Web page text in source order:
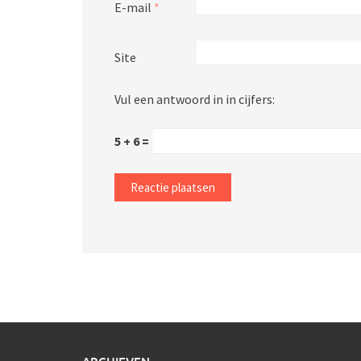
E-mail *
Site
Vul een antwoord in in cijfers:
5 + 6 =